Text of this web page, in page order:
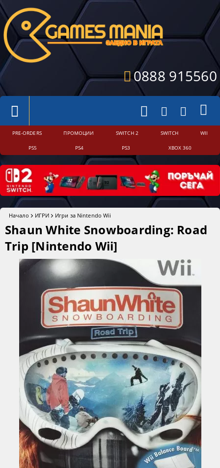
0888 915560
PRE-ORDERS ПРОМОЦИИ SWITCH 2 SWITCH WII
PS5 PS4 PS3 XBOX 360
Начало ИГРИ Игри за Nintendo Wii
Shaun White Snowboarding: Road
Trip [Nintendo Wii]